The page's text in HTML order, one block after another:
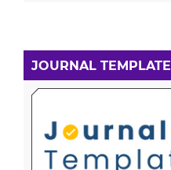
JOURNAL TEMPLATE